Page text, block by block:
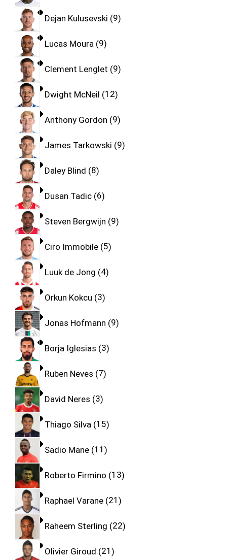
Dejan Kulusevski 9
Lucas Moura 9
Clement Lenglet 9
Dwight McNeil 12
Anthony Gordon 9
James Tarkowski 9
Daley Blind 8
Dusan Tadic 6
Steven Bergwijn 9
Ciro Immobile 5
Luuk de Jong 4
Orkun Kokcu 3
Jonas Hofmann 9
Borja Iglesias 3
Ruben Neves 7
David Neres 3
Thiago Silva 15
Sadio Mane 11
Roberto Firmino 13
Raphael Varane 21
Raheem Sterling 22
Olivier Giroud 21